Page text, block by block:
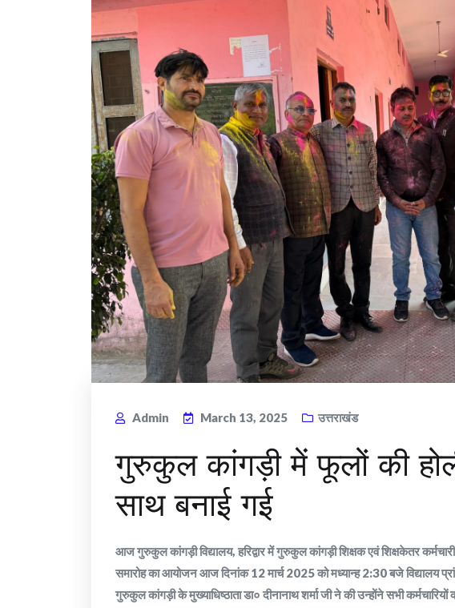
Admin March 13, 2025 उत्तराखंड
गुरुकुल कांगड़ी में फूलों की
साथ बनाई गई
आज गुरुकुल कांगड़ी विद्यालय, हरिद्वार में गुरुकुल कांगड़ी शिक्षक एवं शिक्षकेतर
समारोह का आयोजन आज दिनांक 12 मार्च 2025 को मध्यान्ह 2:30 बजे विद्यालय
गुरुकुल कांगड़ी के मुख्याधिष्ठाता डा० दीनानाथ शर्मा जी ने की उन्होंने सभी